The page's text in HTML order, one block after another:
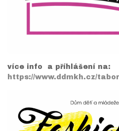
více info a příhlášení na:
https://www.ddmkh.cz/